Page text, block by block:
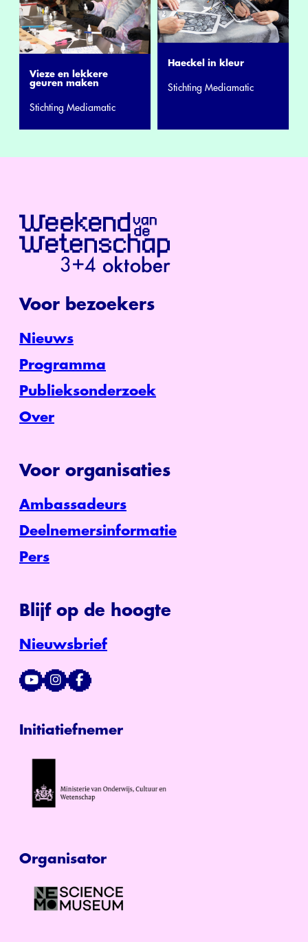
Vieze en lekkere
geuren maken
Stichting Mediamatic
Haeckel in kleur
Stichting Mediamatic
Voor bezoekers
Nieuws
Programma
Publieksonderzoek
Over
Voor organisaties
Ambassadeurs
Deelnemersinformatie
Pers
Blijf op de hoogte
Nieuwsbrief
Initiatiefnemer
Organisator